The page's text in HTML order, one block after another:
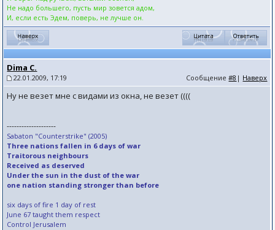
Не надо большего, пусть мир зовется адом,
И, если есть Эдем, поверь, не лучше он.
Dima C.
22.01.2009, 17:19 Сообщение#8 | Наверх
Ну не везет мне с видами из окна, не везет ((((
--------------------
Sabaton "Counterstrike" (2005)
Three nations fallen in 6 days of war
Traitorous neighbours
Received as deserved
Under the sun in the dust of the war
one nation standing stronger than before
six days of fire 1 day of rest
June 67 taught them respect
Control Jerusalem